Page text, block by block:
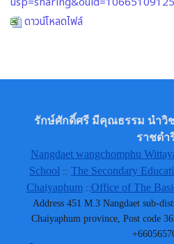
ดาวน์โหลดไฟล์
รักษ์ศักดิ์ศรี มีคุณธรรม นำวิ
ราชดำ
Nangdaet wangchomphu
School :: The Secondary
Chaiyaphum::Office of The
Address 451 M.3 Nangdaet sub-
Chaiyaphum province, Post code